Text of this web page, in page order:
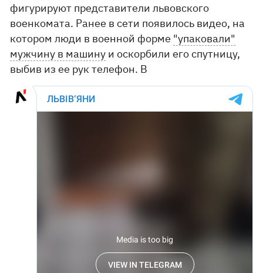
фигурируют представители львовского
военкомата. Ранее в сети появилось видео, на
котором люди в военной форме "упаковали"
мужчину в машину и оскорбили его спутницу,
выбив из ее рук телефон. В